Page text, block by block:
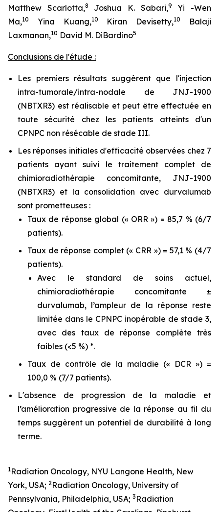
Matthew Scarlotta,8 Joshua K. Sabari,9
Yi -Wen
Ma,10 Yina Kuang,10 Kiran Devisetty,10
Balaji
Laxmanan,10 David M. DiBardino5
Conclusions de l'étude :
Les premiers résultats suggèrent que l'injection
intra-tumorale/intra-nodale de JNJ-1900
(NBTXR3) est réalisable et peut être effectuée en
toute sécurité chez les patients atteints d'un
CPNPC non résécable de stade III.
Les réponses initiales d'efficacité observées chez 7
patients ayant suivi le traitement complet de
chimioradiothérapie concomitante, JNJ-1900
(NBTXR3) et la consolidation avec durvalumab
sont prometteuses :
Taux de réponse global (« ORR ») = 85,7 % (6/7
patients).
Taux de réponse complet (« CRR ») = 57,1 % (4/7
patients).
Avec le standard de soins actuel,
chimioradiothérapie concomitante ±
durvalumab, l’ampleur de la réponse reste
limitée dans le CPNPC inopérable de stade 3,
avec des taux de réponse complète très
faibles (<5 %) *.
Taux de contrôle de la maladie (« DCR ») =
100,0 % (7/7 patients).
L'absence de progression de la maladie et
l’amélioration progressive de la réponse au fil du
temps suggèrent un potentiel de durabilité à long
terme.
1Radiation Oncology, NYU Langone Health, New
York, USA; 2Radiation Oncology, University of
Pennsylvania, Philadelphia, USA; 3 Radiation